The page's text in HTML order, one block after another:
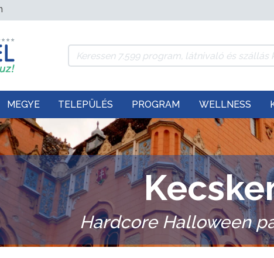
MEGYE TELEPÜLÉS PROGRAM WELLNESS
Hardcore Halloween